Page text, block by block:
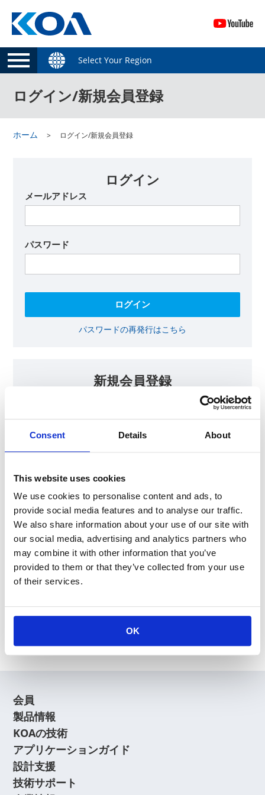
Consent Details About
This website uses cookies
We use cookies to personalise content and ads, to
provide social media features and to analyse our traffic.
We also share information about your use of our site with
our social media, advertising and analytics partners who
may combine it with other information that you’ve
provided to them or that they’ve collected from your use
of their services.
OK
Select Your Region
ログイン/新規会員登録
ホーム ログイン/新規会員登録
ログイン
メールアドレス
パスワード
パスワードの再発行はこちら
新規会員登録
KOAの会員ページでは、回路設計等に​お役立ていただける最新情報
をご提供しております。​会員登録いただいた方には、各種ご案内を
メールにてお届けいたします。
【会員限定コンテンツ】
抵抗器 温度分布シミュレータ
最新技術セミナー動画・資料
KOA Thermal Design Technology
会員登録に関するよくあるご質問はこちら
会員
製品情報
KOAの技術
アプリケーションガイド
設計支援
技術サポート